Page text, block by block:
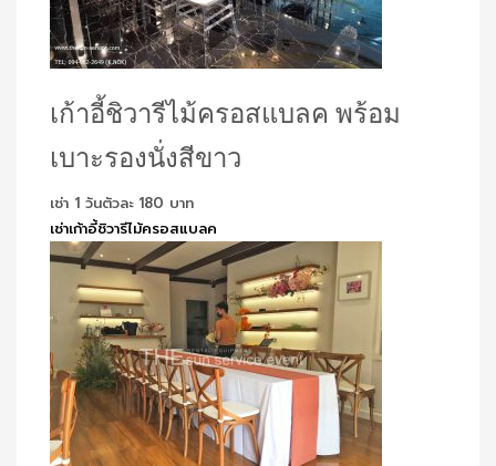
เก้าอี้ชิวารีไม้ครอสแบลค พร้อม
เบาะรองนั่งสีขาว
เช่า 1 วันตัวละ 180 บาท
เช่าเก้าอี้ชิวารีไม้ครอสแบลค